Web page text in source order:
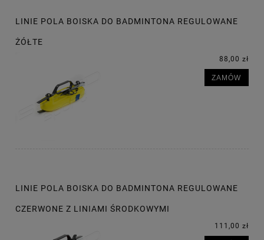
LINIE POLA BOISKA DO BADMINTONA REGULOWANE
ŻÓŁTE
88,00 zł
ZAMÓW
LINIE POLA BOISKA DO BADMINTONA REGULOWANE
CZERWONE Z LINIAMI ŚRODKOWYMI
111,00 zł